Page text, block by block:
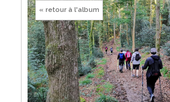
« retour à l'album